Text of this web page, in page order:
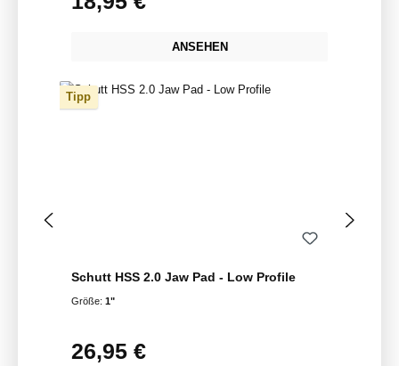
ANSEHEN
Tipp
Schutt HSS 2.0 Jaw Pad - Low Profile
Größe: 1"
Regulärer Preis:
26,95 €